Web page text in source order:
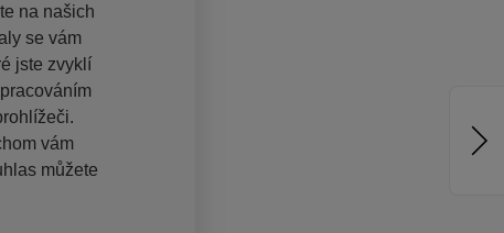
na našich
se vám
jste zvyklí
vám
můžete